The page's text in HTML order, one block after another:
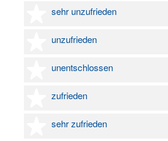
sehr unzufrieden
1 Stern
unzufrieden
2 Sterne
unentschlossen
3 Sterne
zufrieden
4 Sterne
sehr zufrieden
5 Sterne